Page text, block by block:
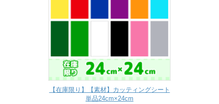
【在庫限り】【素材】カッティングシート
単品24cm×24cm